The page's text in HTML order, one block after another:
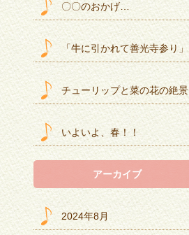
〇〇のおかげ…
「牛に引かれて善光寺参り」
チューリップと菜の花の絶景
いよいよ、春！！
アーカイブ
2024年8月